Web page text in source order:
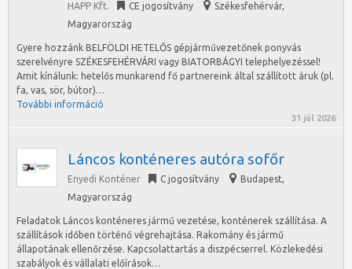
HAPP Kft. CE jogosítvány Székesfehérvár,
Magyarország
Gyere hozzánk BELFÖLDI HETELŐS gépjárművezetőnek ponyvás
szerelvényre SZÉKESFEHÉRVÁRI vagy BIATORBÁGYI telephelyezéssel!
Amit kínálunk: hetelős munkarend fő partnereink által szállított áruk (pl.
fa, vas, sör, bútor)…
További információ
31 júl 2026
Láncos konténeres autóra sofőr
Enyedi Konténer C jogosítvány Budapest,
Magyarország
Feladatok Láncos konténeres jármű vezetése, konténerek szállítása. A
szállítások időben történő végrehajtása. Rakomány és jármű
állapotának ellenőrzése. Kapcsolattartás a diszpécserrel. Közlekedési
szabályok és vállalati előírások…